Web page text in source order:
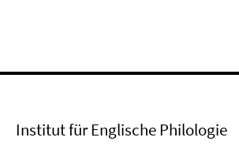
Institut für Englische Philologie